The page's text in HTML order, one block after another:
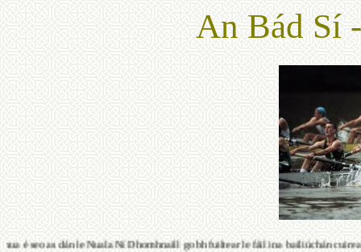
An Bád Sí
seo as dán le Nuala Ní Dhomhnaill go bhfuiltear le fáil ina bailiúchán cuireadh